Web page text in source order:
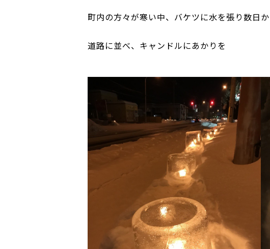
町内の方々が寒い中、バケツに水を張り数日
道路に並べ、キャンドルにあかりを